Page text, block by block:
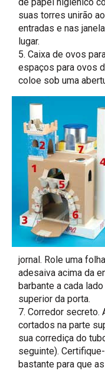
suas torres unirão
entradas e nas
lugar.
5. Caixa de ovos
espaços para ovos
coloe sob uma
jornal. Role uma
adesaiva acima da
barbante a cada
superior da porta.
7. Corredor secreto.
cortados na parte
sua corrediça do
seguinte).
bastante para que